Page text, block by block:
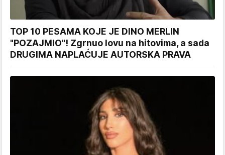
TOP 10 PESAMA KOJE JE DINO MERLIN
"POZAJMIO"! Zgrnuo lovu na hitovima, a sada
DRUGIMA NAPLAĆUJE AUTORSKA PRAVA